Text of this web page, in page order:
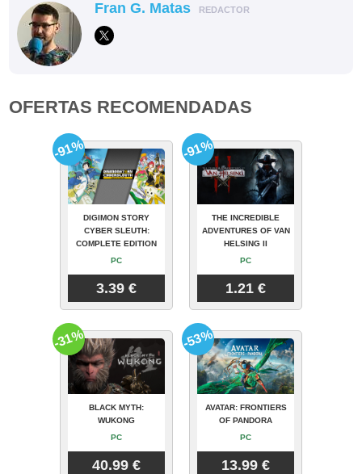
Fran G. Matas REDACTOR
OFERTAS RECOMENDADAS
DIGIMON STORY
CYBER SLEUTH:
COMPLETE EDITION
PC
3.39 €
-91%
THE INCREDIBLE
ADVENTURES OF VAN
HELSING II
PC
1.21 €
-91%
BLACK MYTH:
WUKONG
PC
40.99 €
-31%
AVATAR: FRONTIERS
OF PANDORA
PC
13.99 €
-53%